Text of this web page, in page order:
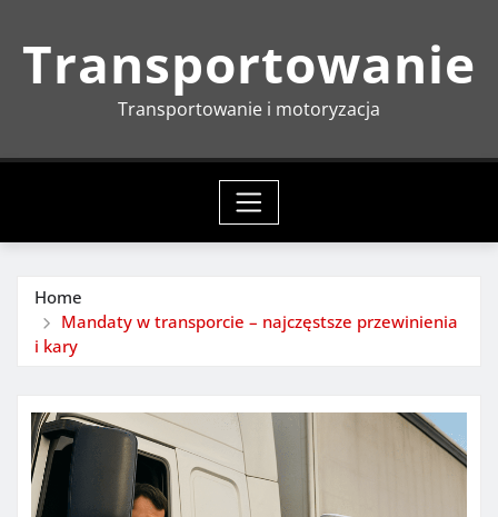
Transportowanie
Transportowanie i motoryzacja
Home
Mandaty w transporcie – najczęstsze przewinienia
i kary